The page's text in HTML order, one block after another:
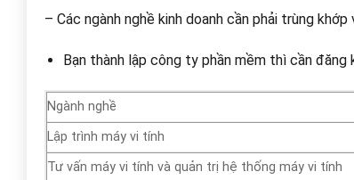
– Các ngành nghề kinh doanh cần phải trùng
Bạn thành lập công ty phần mềm thì cần đăng
Ngành nghề
Lập trình máy vi tính
Tư vấn máy vi tính và quản trị hệ thống máy vi tính